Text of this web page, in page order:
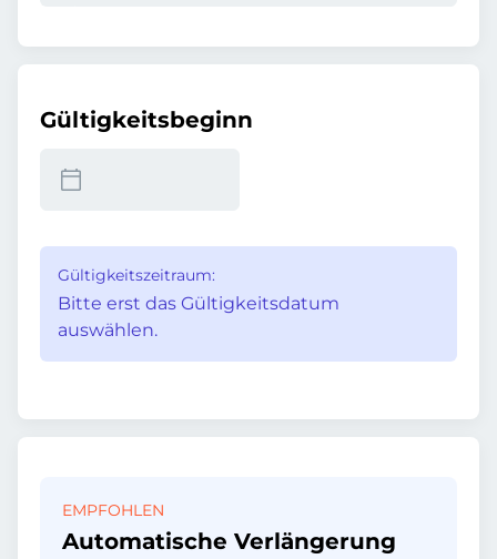
Gültigkeitsbeginn
Gültigkeitszeitraum:
Bitte erst das Gültigkeitsdatum
auswählen.
EMPFOHLEN
Automatische Verlängerung